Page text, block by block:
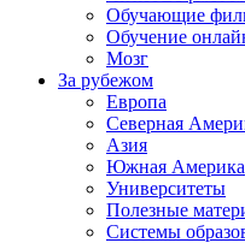
Обучающие
Обучение
Мозг
За рубежом
Европа
Северная
Азия
Южная Америка
Университеты
Полезные
Системы